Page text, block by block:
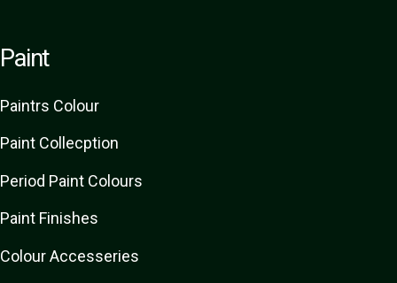
Paint
Paintrs Colour
Paint Collecption
Period Paint Colours
Paint Finishes
Colour Accesseries